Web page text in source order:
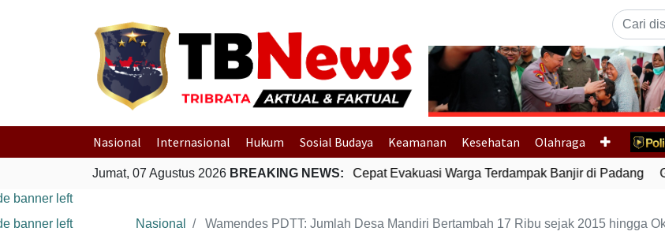
Previous
Nasional Internasional Hukum Sosial Budaya Keamanan Kesehatan Olahraga
Jumat, 07 Agustus 2026 BREAKING NEWS:
Polri Gerak Cepat Evakuasi Warga Terdampak Banjir di Padang
Nasional Wamendes PDTT: Jumlah Desa Mandiri Bertambah 17 Ribu sejak 2015 hingga